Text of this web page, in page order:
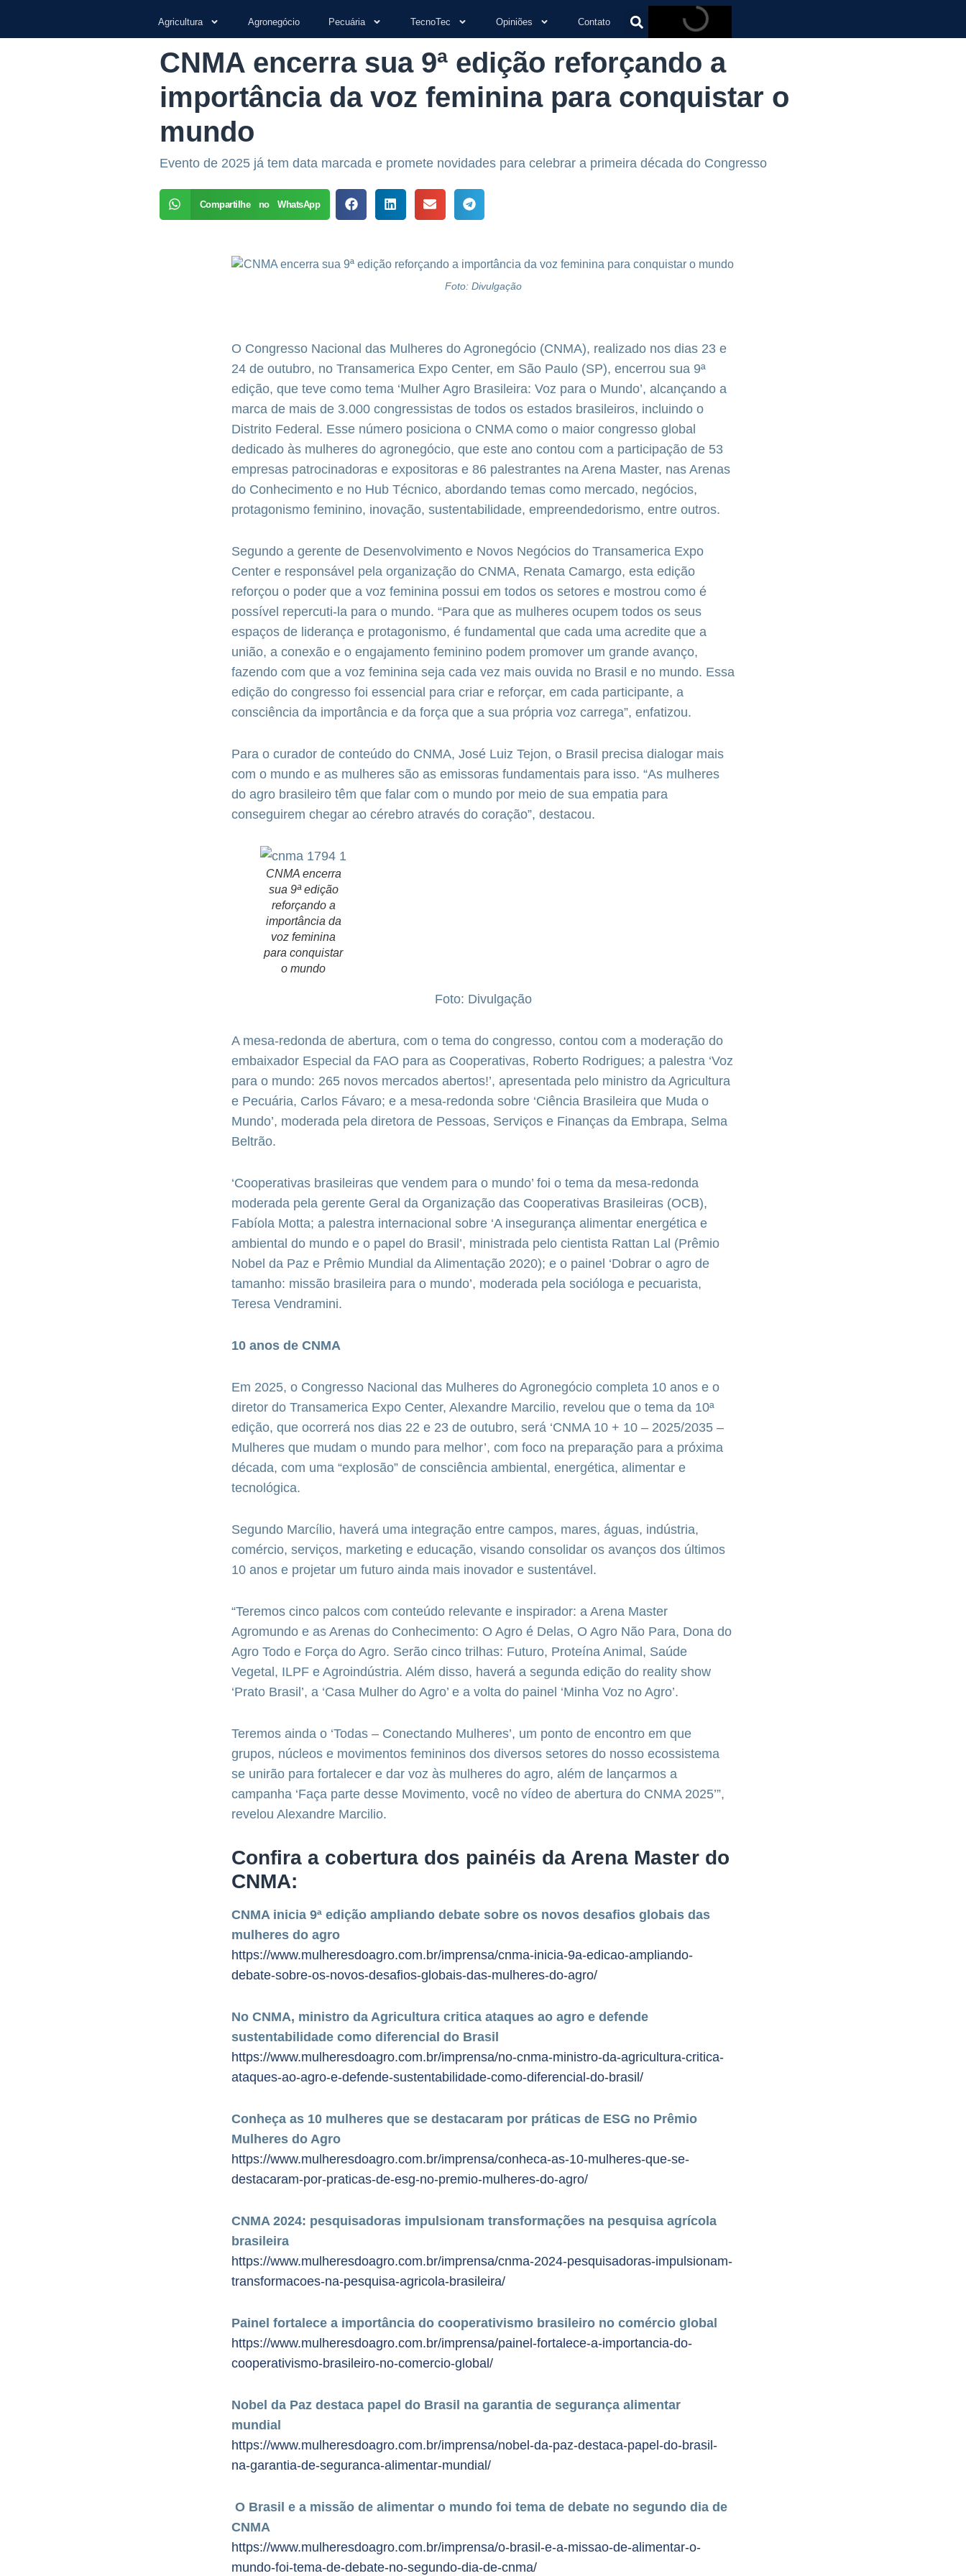
Agricultura Agronegócio Pecuária TecnoTec Opiniões Contato
CNMA encerra sua 9ª edição reforçando a
importância da voz feminina para conquistar o
mundo
Evento de 2025 já tem data marcada e promete novidades para celebrar a primeira década do Congresso
Compartilhe no WhatsApp
Foto: Divulgação
O Congresso Nacional das Mulheres do Agronegócio (CNMA), realizado nos dias 23 e
24 de outubro, no Transamerica Expo Center, em São Paulo (SP), encerrou sua 9ª
edição, que teve como tema ‘Mulher Agro Brasileira: Voz para o Mundo’, alcançando a
marca de mais de 3.000 congressistas de todos os estados brasileiros, incluindo o
Distrito Federal. Esse número posiciona o CNMA como o maior congresso global
dedicado às mulheres do agronegócio, que este ano contou com a participação de 53
empresas patrocinadoras e expositoras e 86 palestrantes na Arena Master, nas Arenas
do Conhecimento e no Hub Técnico, abordando temas como mercado, negócios,
protagonismo feminino, inovação, sustentabilidade, empreendedorismo, entre outros.
Segundo a gerente de Desenvolvimento e Novos Negócios do Transamerica Expo
Center e responsável pela organização do CNMA, Renata Camargo, esta edição
reforçou o poder que a voz feminina possui em todos os setores e mostrou como é
possível repercuti-la para o mundo. “Para que as mulheres ocupem todos os seus
espaços de liderança e protagonismo, é fundamental que cada uma acredite que a
união, a conexão e o engajamento feminino podem promover um grande avanço,
fazendo com que a voz feminina seja cada vez mais ouvida no Brasil e no mundo. Essa
edição do congresso foi essencial para criar e reforçar, em cada participante, a
consciência da importância e da força que a sua própria voz carrega”, enfatizou.
Para o curador de conteúdo do CNMA, José Luiz Tejon, o Brasil precisa dialogar mais
com o mundo e as mulheres são as emissoras fundamentais para isso. “As mulheres
do agro brasileiro têm que falar com o mundo por meio de sua empatia para
conseguirem chegar ao cérebro através do coração”, destacou.
CNMA encerra
sua 9ª edição
reforçando a
importância da
voz feminina
para conquistar
o mundo
Foto: Divulgação
A mesa-redonda de abertura, com o tema do congresso, contou com a moderação do
embaixador Especial da FAO para as Cooperativas, Roberto Rodrigues; a palestra ‘Voz
para o mundo: 265 novos mercados abertos!’, apresentada pelo ministro da Agricultura
e Pecuária, Carlos Fávaro; e a mesa-redonda sobre ‘Ciência Brasileira que Muda o
Mundo’, moderada pela diretora de Pessoas, Serviços e Finanças da Embrapa, Selma
Beltrão.
‘Cooperativas brasileiras que vendem para o mundo’ foi o tema da mesa-redonda
moderada pela gerente Geral da Organização das Cooperativas Brasileiras (OCB),
Fabíola Motta; a palestra internacional sobre ‘A insegurança alimentar energética e
ambiental do mundo e o papel do Brasil’, ministrada pelo cientista Rattan Lal (Prêmio
Nobel da Paz e Prêmio Mundial da Alimentação 2020); e o painel ‘Dobrar o agro de
tamanho: missão brasileira para o mundo’, moderada pela socióloga e pecuarista,
Teresa Vendramini.
10 anos de CNMA
Em 2025, o Congresso Nacional das Mulheres do Agronegócio completa 10 anos e o
diretor do Transamerica Expo Center, Alexandre Marcilio, revelou que o tema da 10ª
edição, que ocorrerá nos dias 22 e 23 de outubro, será ‘CNMA 10 + 10 – 2025/2035 –
Mulheres que mudam o mundo para melhor’, com foco na preparação para a próxima
década, com uma “explosão” de consciência ambiental, energética, alimentar e
tecnológica.
Segundo Marcílio, haverá uma integração entre campos, mares, águas, indústria,
comércio, serviços, marketing e educação, visando consolidar os avanços dos últimos
10 anos e projetar um futuro ainda mais inovador e sustentável.
“Teremos cinco palcos com conteúdo relevante e inspirador: a Arena Master
Agromundo e as Arenas do Conhecimento: O Agro é Delas, O Agro Não Para, Dona do
Agro Todo e Força do Agro. Serão cinco trilhas: Futuro, Proteína Animal, Saúde
Vegetal, ILPF e Agroindústria. Além disso, haverá a segunda edição do reality show
‘Prato Brasil’, a ‘Casa Mulher do Agro’ e a volta do painel ‘Minha Voz no Agro’.
Teremos ainda o ‘Todas – Conectando Mulheres’, um ponto de encontro em que
grupos, núcleos e movimentos femininos dos diversos setores do nosso ecossistema
se unirão para fortalecer e dar voz às mulheres do agro, além de lançarmos a
campanha ‘Faça parte desse Movimento, você no vídeo de abertura do CNMA 2025’”,
revelou Alexandre Marcilio.
Confira a cobertura dos painéis da Arena Master do
CNMA:
CNMA inicia 9ª edição ampliando debate sobre os novos desafios globais das
mulheres do agro
https://www.mulheresdoagro.com.br/imprensa/cnma-inicia-9a-edicao-ampliando-
debate-sobre-os-novos-desafios-globais-das-mulheres-do-agro/
No CNMA, ministro da Agricultura critica ataques ao agro e defende
sustentabilidade como diferencial do Brasil
https://www.mulheresdoagro.com.br/imprensa/no-cnma-ministro-da-agricultura-critica-
ataques-ao-agro-e-defende-sustentabilidade-como-diferencial-do-brasil/
Conheça as 10 mulheres que se destacaram por práticas de ESG no Prêmio
Mulheres do Agro
https://www.mulheresdoagro.com.br/imprensa/conheca-as-10-mulheres-que-se-
destacaram-por-praticas-de-esg-no-premio-mulheres-do-agro/
CNMA 2024: pesquisadoras impulsionam transformações na pesquisa agrícola
brasileira
https://www.mulheresdoagro.com.br/imprensa/cnma-2024-pesquisadoras-impulsionam-
transformacoes-na-pesquisa-agricola-brasileira/
Painel fortalece a importância do cooperativismo brasileiro no comércio global
https://www.mulheresdoagro.com.br/imprensa/painel-fortalece-a-importancia-do-
cooperativismo-brasileiro-no-comercio-global/
Nobel da Paz destaca papel do Brasil na garantia de segurança alimentar
mundial
https://www.mulheresdoagro.com.br/imprensa/nobel-da-paz-destaca-papel-do-brasil-
na-garantia-de-seguranca-alimentar-mundial/
O Brasil e a missão de alimentar o mundo foi tema de debate no segundo dia de
CNMA
https://www.mulheresdoagro.com.br/imprensa/o-brasil-e-a-missao-de-alimentar-o-
mundo-foi-tema-de-debate-no-segundo-dia-de-cnma/